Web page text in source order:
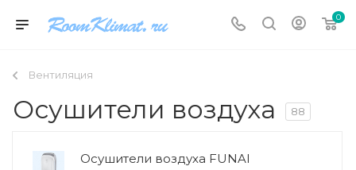
0
Вентиляция
Осушители воздуха 88
Осушители воздуха FUNAI